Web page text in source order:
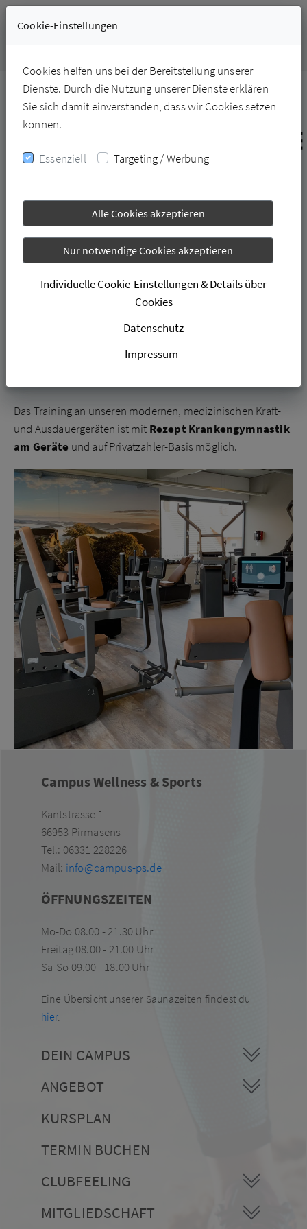
KRANKENGYMNASTIK AM GERÄT
Zugapparaten ist KGG eine aktive Behandlungsmethode in
Das Training an unseren modernen, medizinischen Kraft-
und Ausdauergeräten ist mit Rezept Krankengymnastik
am Geräte und auf Privatzahler-Basis möglich.
Campus Wellness & Sports
Kantstrasse 1
66953 Pirmasens
Tel.: 06331 228226
Mail: info@campus-ps.de
DEIN CAMPUS
ANGEBOT
KURSPLAN
TERMIN BUCHEN
ÖFFNUNGSZEITEN
Mo-Do 08.00 - 21.30 Uhr
Freitag 08.00 - 21.00 Uhr
Sa-So 09.00 - 18.00 Uhr
Eine Übersicht unserer Saunazeiten findest du
hier.
CLUBFEELING
MITGLIEDSCHAFT
Cookie-Einstellungen
Cookies helfen uns bei der Bereitstellung unserer
Dienste. Durch die Nutzung unserer Dienste erklären
Sie sich damit einverstanden, dass wir Cookies setzen
können.
Essenziell Targeting / Werbung
Alle Cookies akzeptieren
Nur notwendige Cookies akzeptieren
Individuelle Cookie-Einstellungen & Details über
Cookies
Datenschutz
Impressum